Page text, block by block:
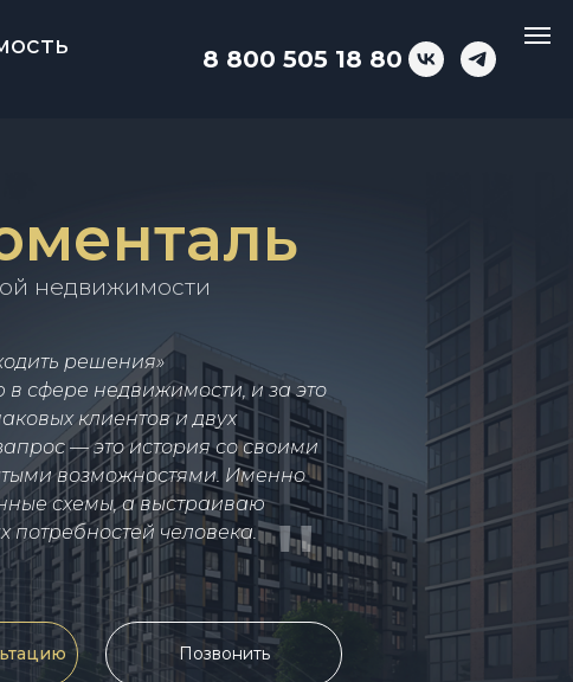
8 800 505 18 80
решения»
сфере недвижимости, и за это
клиентов и двух
— это история со своими
возможностями. Именно
схемы, а выстраиваю
потребностей человека.
Позвонить
"
недвижимости